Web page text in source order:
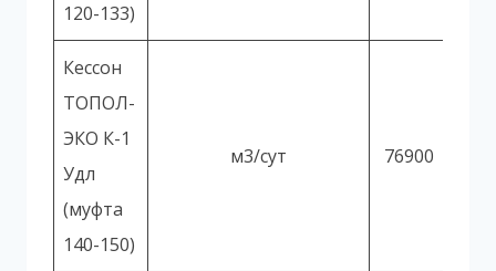
120-133)
Кессон
ТОПОЛ-
ЭКО К-1
Удл
(муфта
140-150)
м3/сут 76900